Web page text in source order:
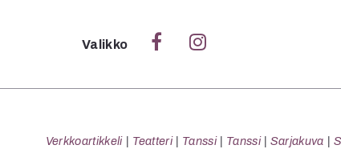
Sulje
Valikko
Verkkoartikkeli Teatteri Tanssi Tanssi Sarjakuva